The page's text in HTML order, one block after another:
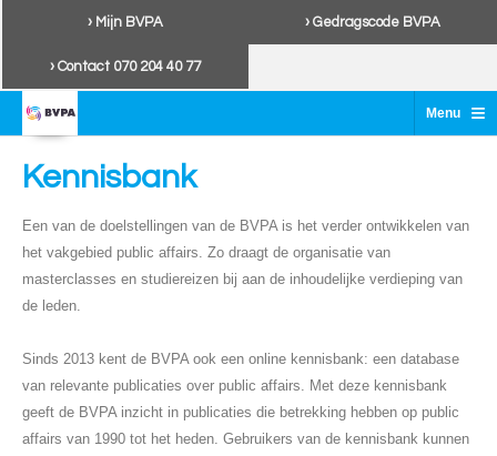
› Mijn BVPA › Gedragscode BVPA
› Contact 070 204 40 77
Menu ≡
Kennisbank
Een van de doelstellingen van de BVPA is het verder ontwikkelen van
het vakgebied public affairs. Zo draagt de organisatie van
masterclasses en studiereizen bij aan de inhoudelijke verdieping van
de leden.
Sinds 2013 kent de BVPA ook een online kennisbank: een database
van relevante publicaties over public affairs. Met deze kennisbank
geeft de BVPA inzicht in publicaties die betrekking hebben op public
affairs van 1990 tot het heden. Gebruikers van de kennisbank kunnen